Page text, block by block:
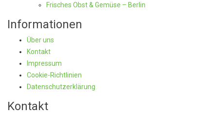
Frisches Obst & Gemüse – Berlin
Informationen
Über uns
Kontakt
Impressum
Cookie-Richtlinien
Datenschutzerklärung
Kontakt